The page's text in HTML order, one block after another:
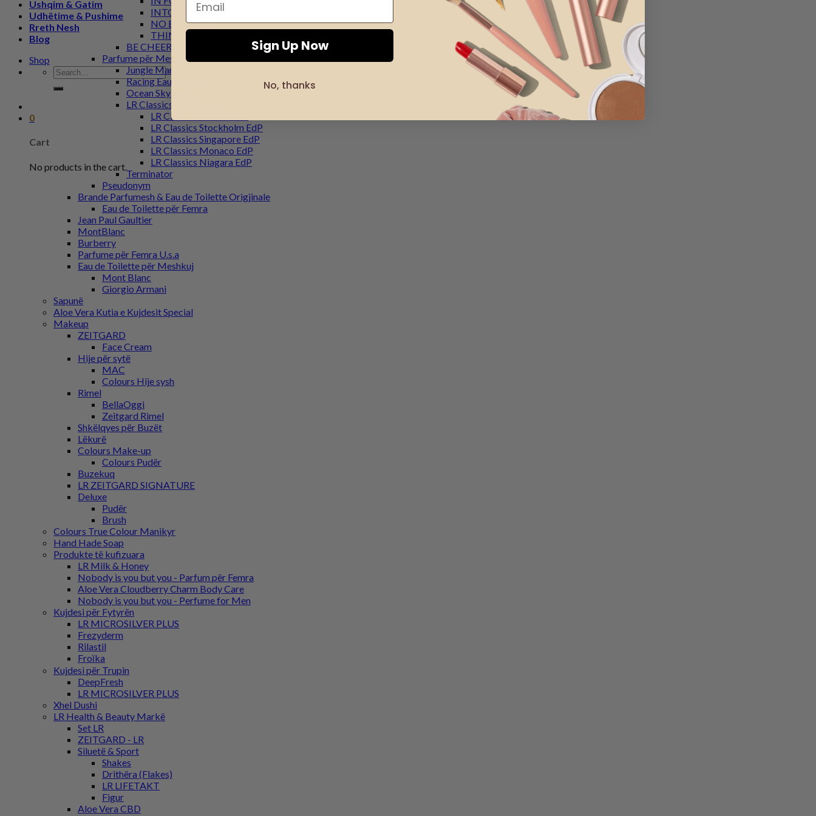
Ushqim & Gatim
Udhëtime & Pushime
Rreth Nesh
Blog
Shop
Search
for:
0
Cart
No products in the cart.
INTO JUNGLE
NO BOUNDS
THINK WILD
BE CHEERFUL
Parfume për Meshkuj
Jungle Man
Racing Eau de Parfum
Ocean Sky Parfum
LR Classics për Meshkuj
LR Classics Boston EdP
LR Classics Stockholm EdP
LR Classics Singapore EdP
LR Classics Monaco EdP
LR Classics Niagara EdP
Terminator
Pseudonym
Brande Parfumesh & Eau de Toilette Origjinale
Eau de Toilette për Femra
Jean Paul Gaultier
MontBlanc
Burberry
Parfume për Femra U.s.a
Eau de Toilette për Meshkuj
Mont Blanc
Giorgio Armani
Sapunë
Aloe Vera Kutia e Kujdesit Special
Makeup
ZEITGARD
Face Cream
Hije për sytë
MAC
Colours Hije sysh
Rimel
BellaOggi
Zeitgard Rimel
Shkëlqyes për Buzët
Lëkurë
Colours Make-up
Colours Pudër
Buzekuq
LR ZEITGARD SIGNATURE
Deluxe
Pudër
Brush
Colours True Colour Manikyr
Hand Hade Soap
Produkte të kufizuara
LR Milk & Honey
Nobody is you but you - Parfum për Femra
Aloe Vera Cloudberry Charm Body Care
Nobody is you but you - Perfume for Men
Kujdesi për Fytyrën
LR MICROSILVER PLUS
Frezyderm
Rilastil
Froϊka
Kujdesi për Trupin
DeepFresh
LR MICROSILVER PLUS
Xhel Dushi
LR Health & Beauty Markë
Set LR
ZEITGARD - LR
Siluetë & Sport
Shakes
Drithëra (Flakes)
LR LIFETAKT
Figur
Aloe Vera CBD
Sign Up Now
No, thanks